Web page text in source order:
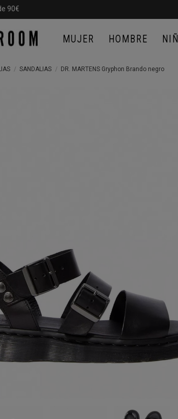
90€
MUJER HOMBRE
SANDALIAS DR. MARTENS Gryphon Brando negro